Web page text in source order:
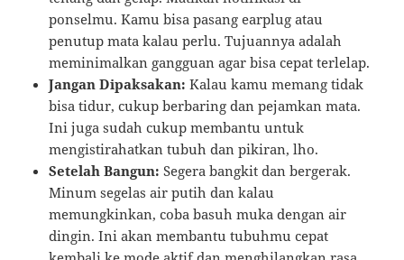
ponselmu. Kamu bisa pasang earplug atau
penutup mata kalau perlu. Tujuannya adalah
meminimalkan gangguan agar bisa cepat terlelap.
Jangan Dipaksakan: Kalau kamu memang tidak
bisa tidur, cukup berbaring dan pejamkan mata.
Ini juga sudah cukup membantu untuk
mengistirahatkan tubuh dan pikiran, lho.
Setelah Bangun: Segera bangkit dan bergerak.
Minum segelas air putih dan kalau
memungkinkan, coba basuh muka dengan air
dingin. Ini akan membantu tubuhmu cepat